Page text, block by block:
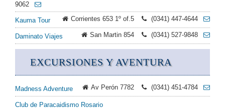
9062
Kauma Tour Corrientes 653 1º of.5 (0341) 447-4644
Daminato Viajes San Martin 854 (0341) 527-9848
EXCURSIONES Y AVENTURA
Madness Adventure Av Perón 7782 (0341) 451-4784
Club de Paracaidismo Rosario